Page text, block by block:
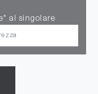
al singolare